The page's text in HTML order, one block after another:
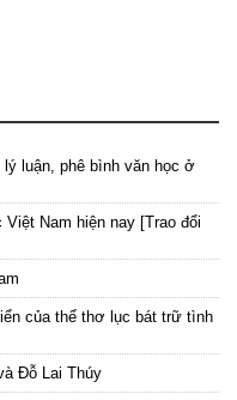
lý luận, phê bình văn học ở
Nam hiện nay [Trao đổi
của thể thơ lục bát trữ tình
Đỗ Lai Thúy